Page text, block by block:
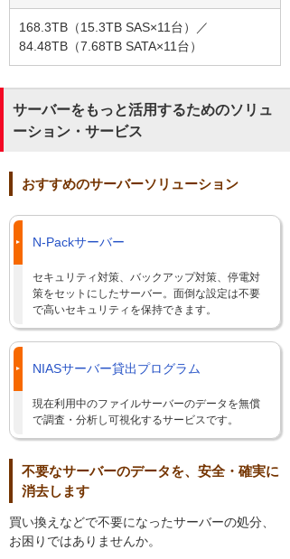
168.3TB（15.3TB SAS×11台）／
84.48TB（7.68TB SATA×11台）
サーバーをもっと活用するためのソリュ
ーション・サービス
おすすめのサーバーソリューション
N-Packサーバー
セキュリティ対策、バックアップ対策、停電対
策をセットにしたサーバー。面倒な設定は不要
で高いセキュリティを保持できます。
NIASサーバー貸出プログラム
現在利用中のファイルサーバーのデータを無償
で調査・分析し可視化するサービスです。
不要なサーバーのデータを、安全・確実に
消去します
買い換えなどで不要になったサーバーの処分、
お困りではありませんか。